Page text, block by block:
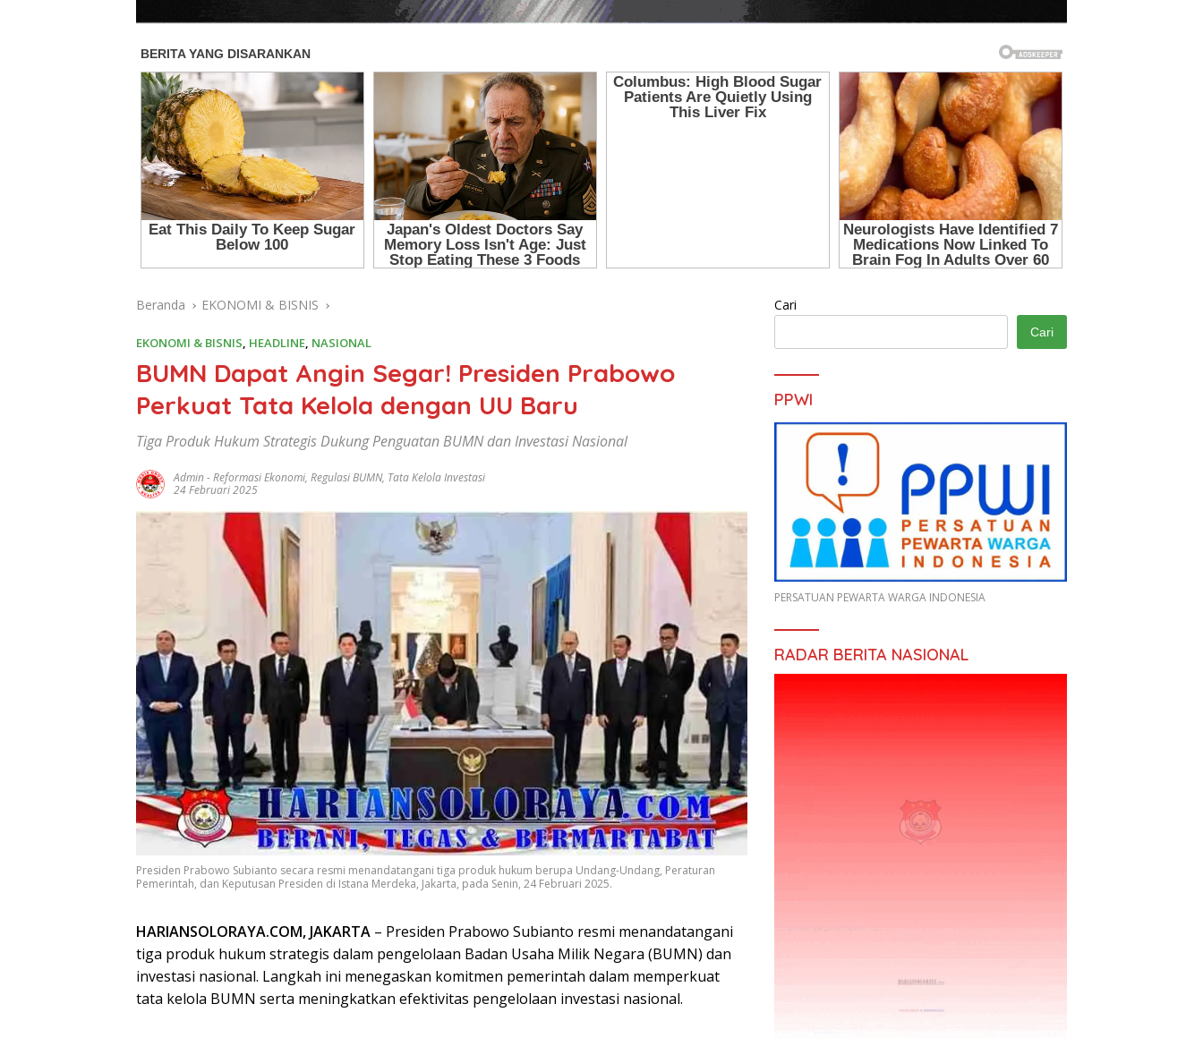
Beranda EKONOMI & BISNIS
EKONOMI & BISNIS, HEADLINE, NASIONAL
BUMN Dapat Angin Segar! Presiden Prabowo
Perkuat Tata Kelola dengan UU Baru
Tiga Produk Hukum Strategis Dukung Penguatan BUMN dan Investasi Nasional
Admin-Reformasi Ekonomi, Regulasi BUMN, Tata Kelola Investasi
24 Februari 2025
Presiden Prabowo Subianto secara resmi menandatangani tiga produk hukum berupa Undang-Undang, Peraturan
Pemerintah, dan Keputusan Presiden di Istana Merdeka, Jakarta, pada Senin, 24 Februari 2025.
HARIANSOLORAYA.COM, JAKARTA – Presiden Prabowo Subianto resmi menandatangani
tiga produk hukum strategis dalam pengelolaan Badan Usaha Milik Negara (BUMN) dan
investasi nasional. Langkah ini menegaskan komitmen pemerintah dalam memperkuat
tata kelola BUMN serta meningkatkan efektivitas pengelolaan investasi nasional.
Cari
Cari
PPWI
PERSATUAN PEWARTA WARGA INDONESIA
RADAR BERITA NASIONAL